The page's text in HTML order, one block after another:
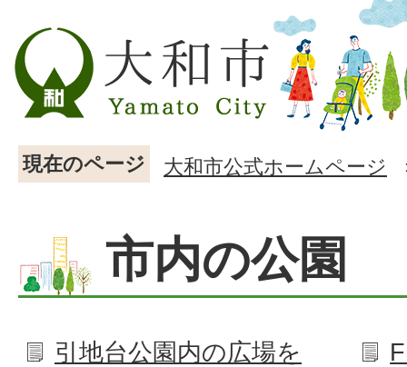
現在のページ 大和市公式ホームページ
市内の公園
引地台公園内の広場を